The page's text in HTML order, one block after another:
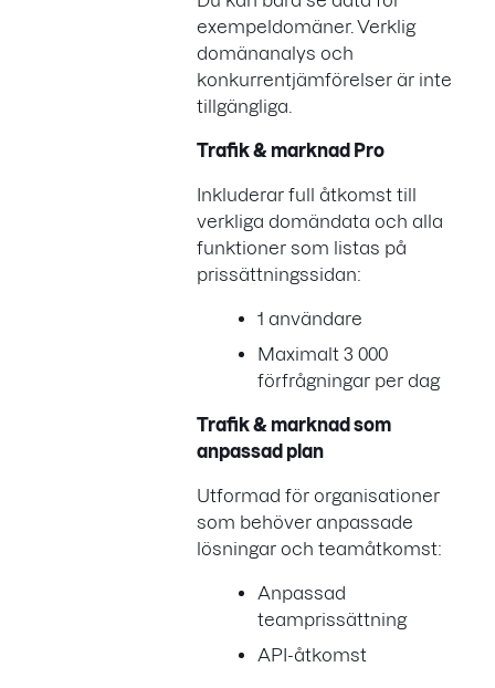
exempeldomäner. Verklig
domänanalys och
konkurrentjämförelser är inte
tillgängliga.
Trafik & marknad Pro
Inkluderar full åtkomst till
verkliga domändata och alla
funktioner som listas på
prissättningssidan:
1 användare
Maximalt 3 000
förfrågningar per dag
Trafik & marknad som
anpassad plan
Utformad för organisationer
som behöver anpassade
lösningar och teamåtkomst:
Anpassad
teamprissättning
API-åtkomst